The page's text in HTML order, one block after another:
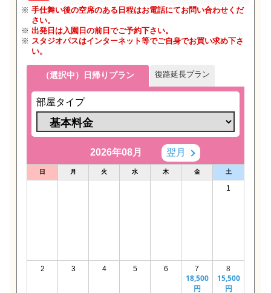
手仕舞い後の空席のある日程はお電話にてお問い合わせくだ
さい。
出発日は入園日の前日でご予約下さい。
スタジオパスはインターネット等でご自身でお買い求め下さ
い。